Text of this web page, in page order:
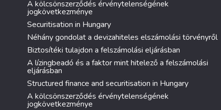
A kölcsönszerződés érvénytelenségének
jogkövetkezménye
Securitisation in Hungary
Néhány gondolat a devizahiteles elszámolási törvényről
Biztosítéki tulajdon a felszámolási eljárásban
A lízingbeadó és a faktor mint hitelező a felszámolási
eljárásban
Structured finance and securitisation in Hungary
A kölcsönszerződés érvénytelenségének
jogkövetkezménye